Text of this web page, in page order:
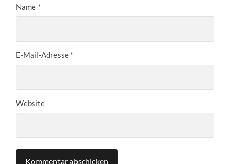
Name *
E-Mail-Adresse *
Website